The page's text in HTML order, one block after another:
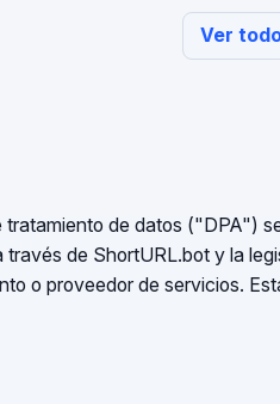
Ver
tratamiento de datos ("DPA")
través de ShortURL.bot y la
o proveedor de servicios.